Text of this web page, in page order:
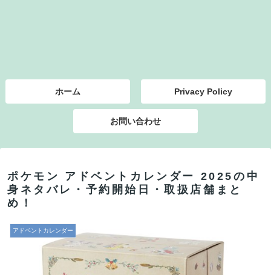
ホーム Privacy Policy
お問い合わせ
ポケモン アドベントカレンダー 2025の中
身ネタバレ・予約開始日・取扱店舗まと
め！
アドベントカレンダー